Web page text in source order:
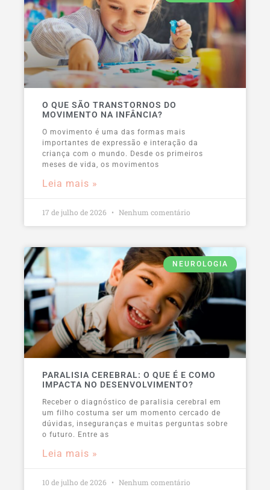
O QUE SÃO TRANSTORNOS DO
MOVIMENTO NA INFÂNCIA?
O movimento é uma das formas mais
importantes de expressão e interação da
criança com o mundo. Desde os primeiros
meses de vida, os movimentos
Leia mais »
17 de julho de 2026 Nenhum comentário
NEUROLOGIA
PARALISIA CEREBRAL: O QUE É E COMO
IMPACTA NO DESENVOLVIMENTO?
Receber o diagnóstico de paralisia cerebral em
um filho costuma ser um momento cercado de
dúvidas, inseguranças e muitas perguntas sobre
o futuro. Entre as
Leia mais »
10 de julho de 2026 Nenhum comentário